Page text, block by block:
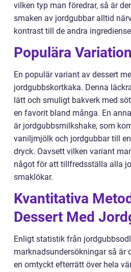
vilken typ man föredrar, så är
smaken av jordgubbar alltid
kontrast till de andra
Populära
En populär variant av dessert
jordgubbskortkaka. Denna
lätt och smuligt bakverk med
en favorit bland många. En
är jordgubbsmilkshake, som
vaniljmjölk och jordgubbar till
dryck. Oavsett vilken variant
något för att tillfredsställa alla
smaklökar.
Kvantitativa
Dessert Med
Enligt statistik från
marknadsundersökningar så är
en omtyckt efterrätt över hela